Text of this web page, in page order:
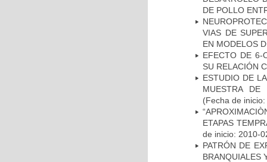
DE POLLO
VIAS DE
EN MODELOS
EFECTO DE 6-
SU RELACIÓN
ESTUDIO DE
MUESTRA DE
(Fecha de
ETAPAS
de inicio: 2010-
PATRÓN DE
BRANQUIALES